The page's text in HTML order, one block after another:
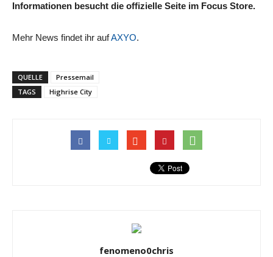
Informationen besucht die offizielle Seite im Focus Store.
Mehr News findet ihr aufAXYO.
QUELLE
Pressemail
TAGS
Highrise City
fenomeno0chris